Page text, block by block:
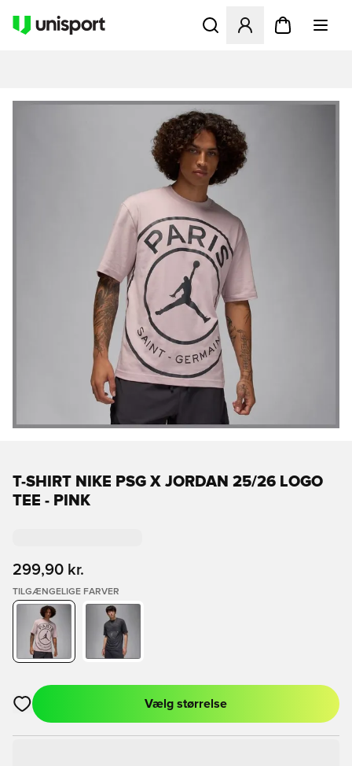
Åbner en Modal til at
T-SHIRT NIKE PSG X JORDAN 25/26 LOGO
TEE - PINK
299,90 kr.
TILGÆNGELIGE FARVER
Åbner en Modal til at logge ind eller tilmelde dig som medlem
Vælg størrelse